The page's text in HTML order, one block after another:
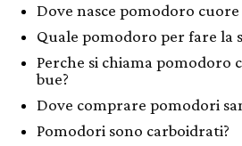
Dove nasce pomodoro cuore
Quale pomodoro per fare la
Perche si chiama pomodoro
bue?
Dove comprare pomodori
Pomodori sono carboidrati?